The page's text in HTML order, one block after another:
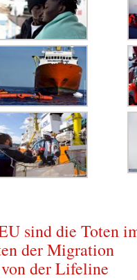
sind die Toten
der Migration
der Lifeline